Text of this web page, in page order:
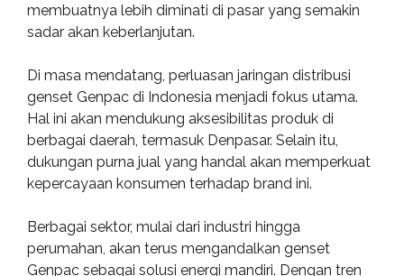
membuatnya lebih diminati di pasar yang semakin
sadar akan keberlanjutan.
Di masa mendatang, perluasan jaringan distribusi
genset Genpac di Indonesia menjadi fokus utama.
Hal ini akan mendukung aksesibilitas produk di
berbagai daerah, termasuk Denpasar. Selain itu,
dukungan purna jual yang handal akan memperkuat
kepercayaan konsumen terhadap brand ini.
Berbagai sektor, mulai dari industri hingga
perumahan, akan terus mengandalkan genset
Genpac sebagai solusi energi mandiri. Dengan tren